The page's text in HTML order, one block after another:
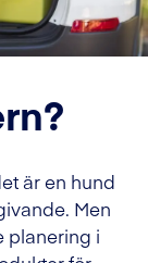
är en hund
Men
planering i